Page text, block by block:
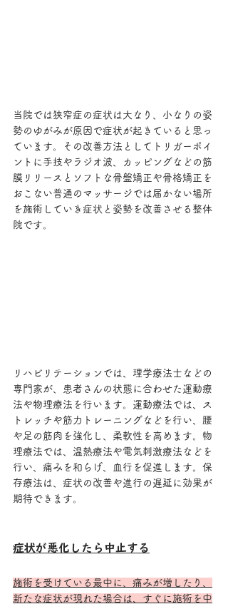
当院では狭窄症の症状は大なり、小なりの姿
勢のゆがみが原因で症状が起きていると思っ
ています。その改善方法としてトリガーポイ
ントに手技やラジオ波、カッピングなどの筋
膜リリースとソフトな骨盤矯正や骨格矯正を
おこない普通のマッサージでは届かない場所
を施術していき症状と姿勢を改善させる整体
院です。
リハビリテーションでは、理学療法士などの
専門家が、患者さんの状態に合わせた運動療
法や物理療法を行います。運動療法では、ス
トレッチや筋力トレーニングなどを行い、腰
や足の筋肉を強化し、柔軟性を高めます。物
理療法では、温熱療法や電気刺激療法などを
行い、痛みを和らげ、血行を促進します。保
存療法は、症状の改善や進行の遅延に効果が
期待できます。
症状が悪化したら中止する
施術を受けている最中に、痛みが増したり、
新たな症状が現れた場合は、すぐに施術を中